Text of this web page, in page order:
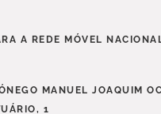
A REDE MÓVEL
MANUEL JOAQUIM
1